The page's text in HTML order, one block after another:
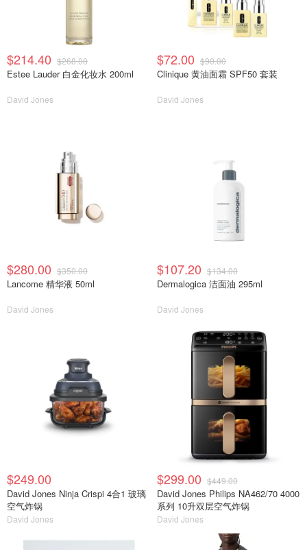
$214.40 $268.00
Estee Lauder 白金化妆水 200ml
David Jones
$72.00 $90.00
Clinique 黄油面霜 SPF50 套装
David Jones
$280.00 $350.00
Lancome 精华液 50ml
David Jones
$107.20 $134.00
Dermalogica 洁面油 295ml
David Jones
$249.00
David Jones Ninja Crispi 4合1 玻璃
空气炸锅
David Jones
$299.00 $449.00
David Jones Philips NA462/70 4000
系列 10升双层空气炸锅
David Jones